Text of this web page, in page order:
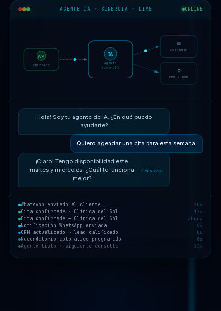
AGENTE IA · SINERGIA · LIVE ONLINE
WA
WhatsApp
IA
Agente
SinergIA
📅
Calendar
⚙
CRM / n8n
¡Hola! Soy tu agente de IA. ¿En qué puedo
ayudarte?
Quiero agendar una cita para esta semana
¡Claro! Tengo disponibilidad este
martes y miércoles. ¿Cuál te funciona
mejor?
Enviado
WhatsApp enviado al cliente 20s
Cita confirmada · Clínica del Sol 17s
Cita confirmada — Clínica del Sol ahora
Notificación WhatsApp enviada 2s
CRM actualizado → lead calificado 5s
Recordatorio automático programado 8s
Agente listo · siguiente consulta 12s